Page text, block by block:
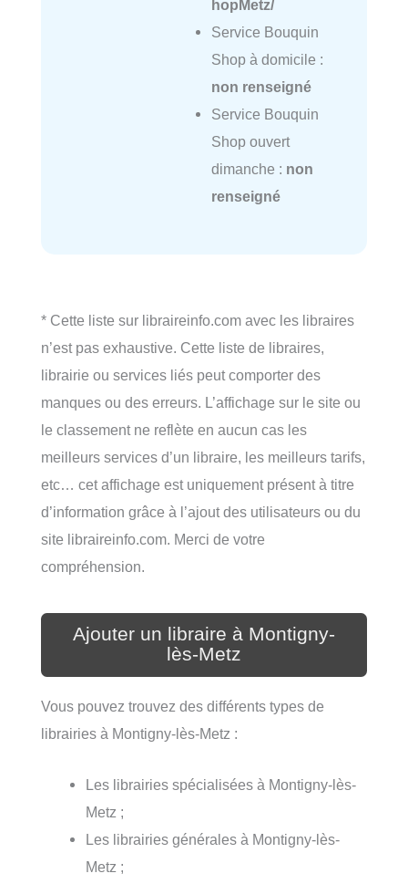
hopMetz/
Service Bouquin
Shop à domicile :
non renseigné
Service Bouquin
Shop ouvert
dimanche : non
renseigné
* Cette liste sur libraireinfo.com avec les libraires
n’est pas exhaustive. Cette liste de libraires,
librairie ou services liés peut comporter des
manques ou des erreurs. L’affichage sur le site ou
le classement ne reflète en aucun cas les
meilleurs services d’un libraire, les meilleurs tarifs,
etc… cet affichage est uniquement présent à titre
d’information grâce à l’ajout des utilisateurs ou du
site libraireinfo.com. Merci de votre
compréhension.
Ajouter un libraire à Montigny-
lès-Metz
Vous pouvez trouvez des différents types de
librairies à Montigny-lès-Metz :
Les librairies spécialisées à Montigny-lès-
Metz ;
Les librairies générales à Montigny-lès-
Metz ;